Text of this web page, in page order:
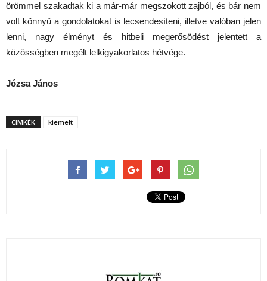
örömmel szakadtak ki a már-már megszokott zajból, és bár nem
volt könnyű a gondolatokat is lecsendesíteni, illetve valóban jelen
lenni, nagy élményt és hitbeli megerősödést jelentett a
közösségben megélt lelkigyakorlatos hétvége.
Józsa János
CIMKÉK kiemelt